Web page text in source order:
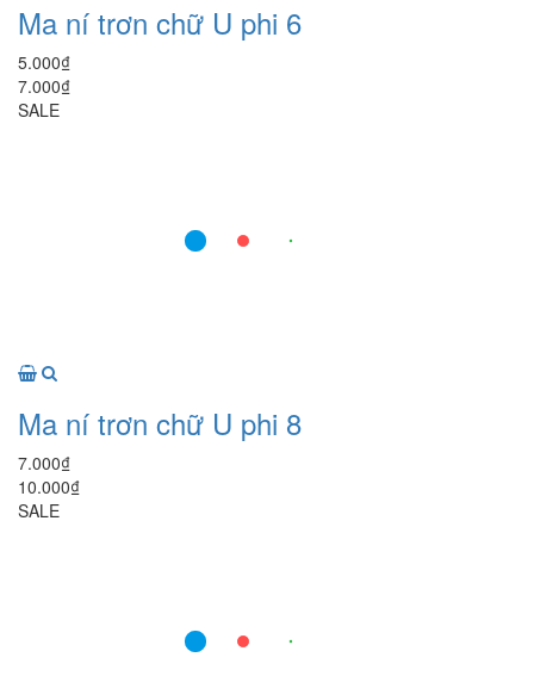
Ma ní trơn chữ U phi 6
5.000₫
7.000₫
SALE
Ma ní trơn chữ U phi 8
7.000₫
10.000₫
SALE